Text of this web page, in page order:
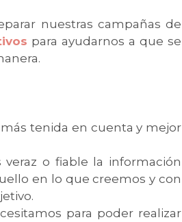
nuestras campañas de
para ayudarnos a que se
tenida en cuenta y mejor
o fiable la información
en lo que creemos y con
para poder realizar